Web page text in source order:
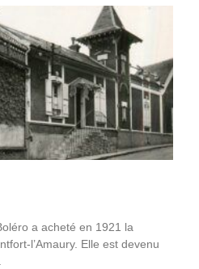
a acheté en 1921 la
l’Amaury. Elle est devenu